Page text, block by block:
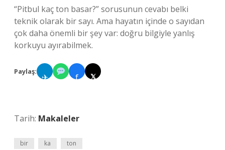
“Pitbul kaç ton basar?” sorusunun cevabı belki
teknik olarak bir sayı. Ama hayatın içinde o sayıdan
çok daha önemli bir şey var: doğru bilgiyle yanlış
korkuyu ayırabilmek.
Paylaş:
✈ f 𝕏
Tarih: Makaleler
bir ka ton